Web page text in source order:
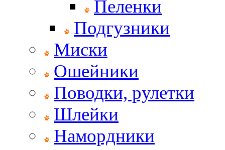
Пеленки
Подгузники
Миски
Ошейники
Поводки, рулетки
Шлейки
Намордники